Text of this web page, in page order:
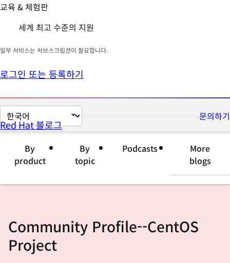
교육 & 체험판
세계 최고 수준의 지원
일부 서비스는 서브스크립션이 필요합니다.
로그인 또는 등록하기
페
이
변
문의하기
Red Hat 블로그
By
product
By
topic
Podcasts
More
blogs
Community Profile--CentOS
Project